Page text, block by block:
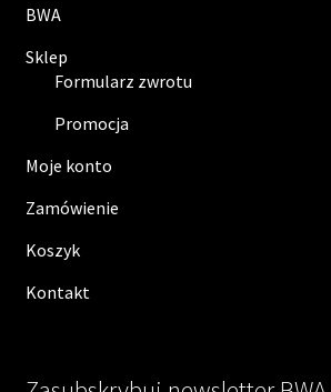
BWA
Sklep
Formularz zwrotu
Promocja
Moje konto
Zamówienie
Koszyk
Kontakt